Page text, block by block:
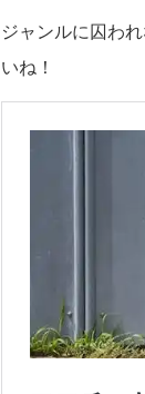
ジャンルに囚わ
いね！